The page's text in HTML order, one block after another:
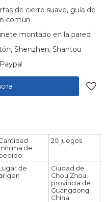
de cierre suave, guía de
común.
montado en la pared
Shenzhen, Shantou
de
20 juegos
de
Ciudad de
Chou Zhou,
provincia de
Guangdong,
China